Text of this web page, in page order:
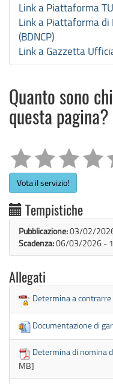
Link a Piattaforma
Link a Piattaforma di
(BDNCP)
Link a Gazzetta
Quanto sono
questa pagina?
Vota il servizio!
Tempistiche
Pubblicazione:03/02/
Scadenza:06/03/2026 -
Allegati
Determina a contrarre
Documentazione di
Determina di nomina
MB]